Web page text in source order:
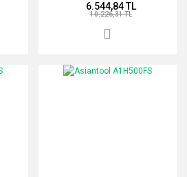
6.544,84 TL
10.226,31 TL